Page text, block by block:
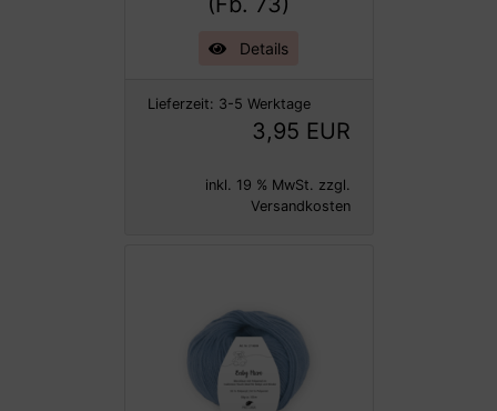
Details
Lieferzeit: 3-5 Werktage
3,95 EUR
inkl. 19 % MwSt. zzgl.
Versandkosten